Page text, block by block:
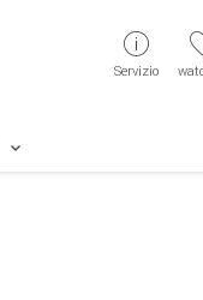
Servizio